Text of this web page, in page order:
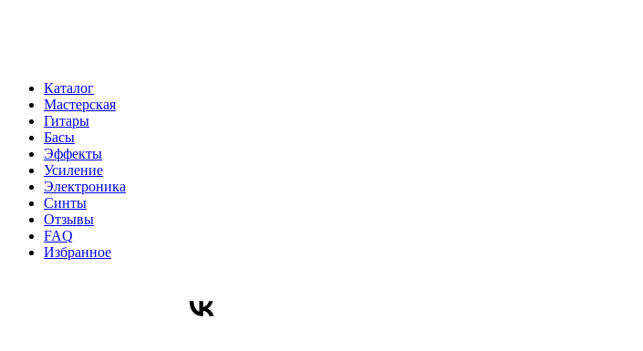
Каталог
Мастерская
Гитары
Басы
Эффекты
Усиление
Электроника
Синты
Отзывы
FAQ
Избранное